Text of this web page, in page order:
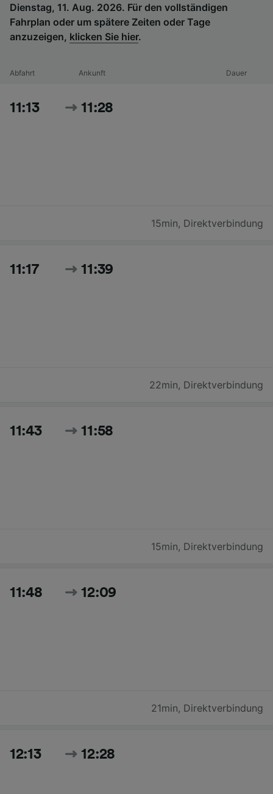
Dienstag, 11. Aug. 2026. Für den vollständigen
Fahrplan oder um spätere Zeiten oder Tage
anzuzeigen, klicken Sie hier.
Abfahrt Ankunft Dauer
11:13 11:28
15min, Direktverbindung
11:17 11:39
22min, Direktverbindung
11:43 11:58
15min, Direktverbindung
11:48 12:09
21min, Direktverbindung
12:13 12:28